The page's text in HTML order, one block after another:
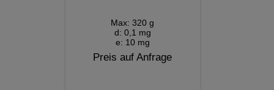
Max: 320 g
d: 0,1 mg
e: 10 mg
Preis auf Anfrage